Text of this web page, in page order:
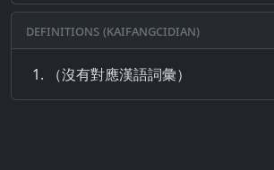
Definitions (Kaifangcidian)
（沒有對應漢語詞彙）